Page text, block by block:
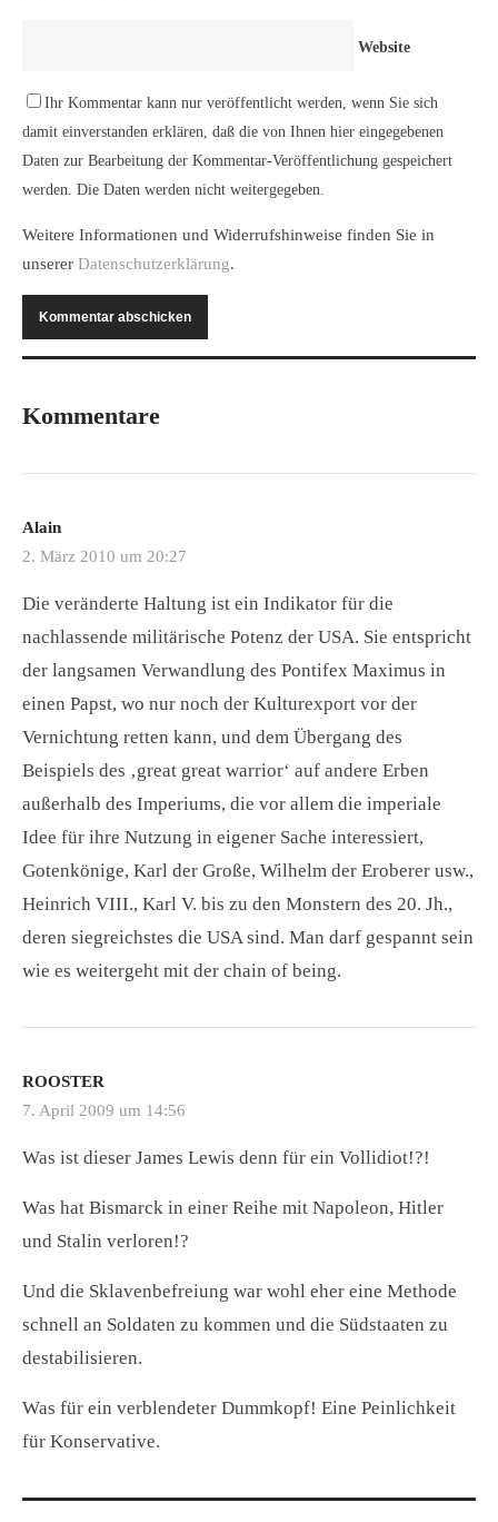
Website
Ihr Kommentar kann nur veröffentlicht werden, wenn Sie sich
damit einverstanden erklären, daß die von Ihnen hier eingegebenen
Daten zur Bearbeitung der Kommentar-Veröffentlichung gespeichert
werden. Die Daten werden nicht weitergegeben.
Weitere Informationen und Widerrufshinweise finden Sie in
unserer Datenschutzerklärung.
Kommentare
Alain
2. März 2010 um 20:27
Die veränderte Haltung ist ein Indikator für die
nachlassende militärische Potenz der USA. Sie entspricht
der langsamen Verwandlung des Pontifex Maximus in
einen Papst, wo nur noch der Kulturexport vor der
Vernichtung retten kann, und dem Übergang des
Beispiels des ‚great great warrior‘ auf andere Erben
außerhalb des Imperiums, die vor allem die imperiale
Idee für ihre Nutzung in eigener Sache interessiert,
Gotenkönige, Karl der Große, Wilhelm der Eroberer usw.,
Heinrich VIII., Karl V. bis zu den Monstern des 20. Jh.,
deren siegreichstes die USA sind. Man darf gespannt sein
wie es weitergeht mit der chain of being.
ROOSTER
7. April 2009 um 14:56
Was ist dieser James Lewis denn für ein Vollidiot!?!
Was hat Bismarck in einer Reihe mit Napoleon, Hitler
und Stalin verloren!?
Und die Sklavenbefreiung war wohl eher eine Methode
schnell an Soldaten zu kommen und die Südstaaten zu
destabilisieren.
Was für ein verblendeter Dummkopf! Eine Peinlichkeit
für Konservative.